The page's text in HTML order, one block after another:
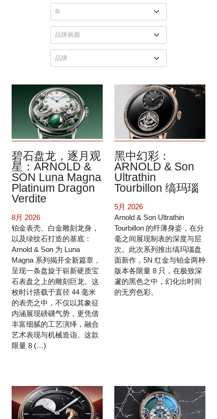
碧石盘龙，逐月观
星：ARNOLD &
SON Luna Magna
Platinum Dragon
Verdite
8月 2026
铂金表壳、白金雕刻龙身，
以及绿纹石打造的基底：
Arnold & Son 为 Luna
Magna 系列揭开全新篇章，
呈现一条盘旋于崭新硬质宝
石表盘之上的雕刻巨龙。这
枚时计搭载于直径 44 毫米
的表壳之中，不仅以其象征
内涵展现磅礴气势，更凭借
丰富细腻的工艺演绎，融合
艺术表现与机械造诣。这款
限量 8 (…)
黑中幻彩：
ARNOLD & Son
Ultrathin
Tourbillon 缟玛瑙
5月 2026
Arnold & Son Ultrathin
Tourbillon 的纤薄身姿，在分
毫之间展现制表的深度与层
次。此次系列推出缟玛瑙盘
面新作，5N 红金与铂金两种
版本各限量 8 只，在极致深
邃的黑色之中，幻化出时间
的无穷色彩。